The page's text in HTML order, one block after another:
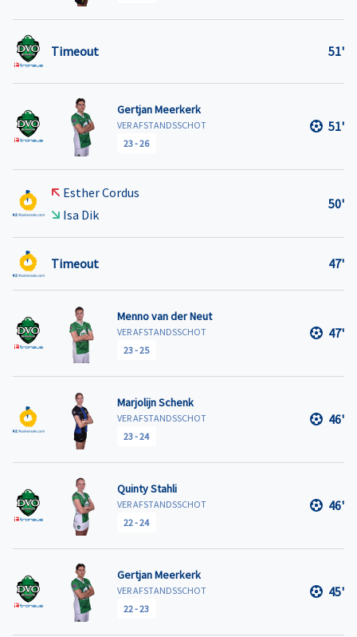
Timeout 51'
Gertjan Meerkerk
VER AFSTANDSSCHOT
23-26
51'
Esther Cordus
Isa Dik
50'
Timeout 47'
Menno van der Neut
VER AFSTANDSSCHOT
23-25
47'
Marjolijn Schenk
VER AFSTANDSSCHOT
23-24
46'
Quinty Stahli
VER AFSTANDSSCHOT
22-24
46'
Gertjan Meerkerk
VER AFSTANDSSCHOT
22-23
45'